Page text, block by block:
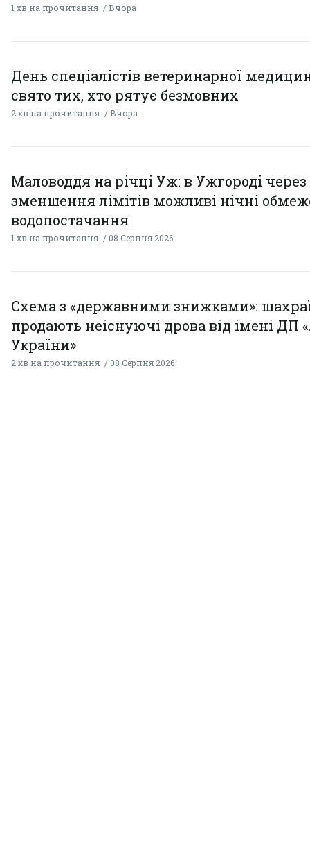
1 хв на прочитання Вчора
День спеціалістів ветеринарної
свято тих, хто рятує безмовних
2 хв на прочитання Вчора
Маловоддя на річці Уж: в Ужгороді через
зменшення лімітів можливі нічні
водопостачання
1 хв на прочитання 08 Серпня 2026
Схема з «державними знижками»:
продають неіснуючі дрова від імені ДП
України»
2 хв на прочитання 08 Серпня 2026